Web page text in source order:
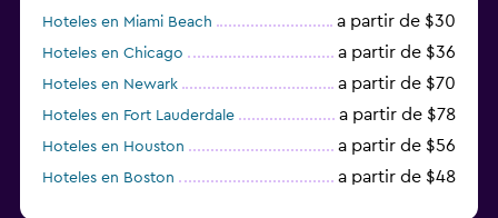
Hoteles en Miami Beach a partir de $30
Hoteles en Chicago a partir de $36
Hoteles en Newark a partir de $70
Hoteles en Fort Lauderdale a partir de $78
Hoteles en Houston a partir de $56
Hoteles en Boston a partir de $48